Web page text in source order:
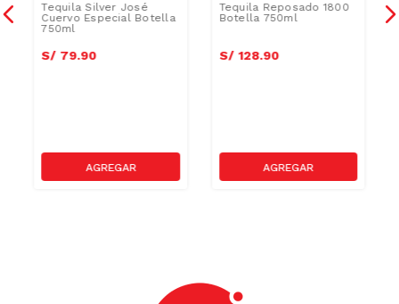
Tequila Silver José
Cuervo Especial Botella
750ml
S/ 79.90
Tequila Reposado 1800
Botella 750ml
S/ 128.90